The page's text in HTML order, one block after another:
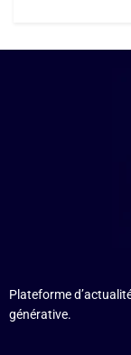
Plateforme
générative.